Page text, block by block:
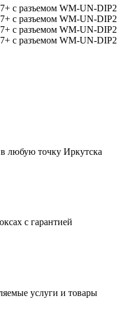
в любую точку Иркутска
с гарантией
услуги и товары